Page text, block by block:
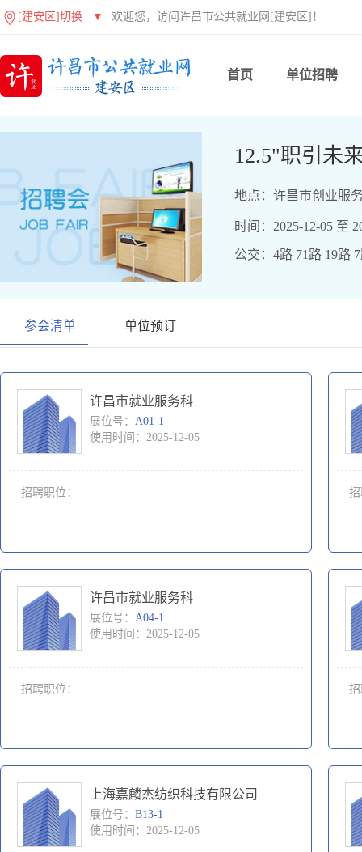
[建安区]切换 ▼ 欢迎您，访问许昌市公共就业网[建安区]！
首页 单位招聘
12.5"职引未
地点：许昌市创业服
时间：2025-12-05 至
公交：4路 71路 19路
参会清单 单位预订
许昌市就业服务科
展位号： A01-1
使用时间：2025-12-05
招聘职位：
许昌市就业服务科
展位号： A04-1
使用时间：2025-12-05
招聘职位：
上海嘉麟杰纺织科技有限公司
展位号： B13-1
使用时间：2025-12-05